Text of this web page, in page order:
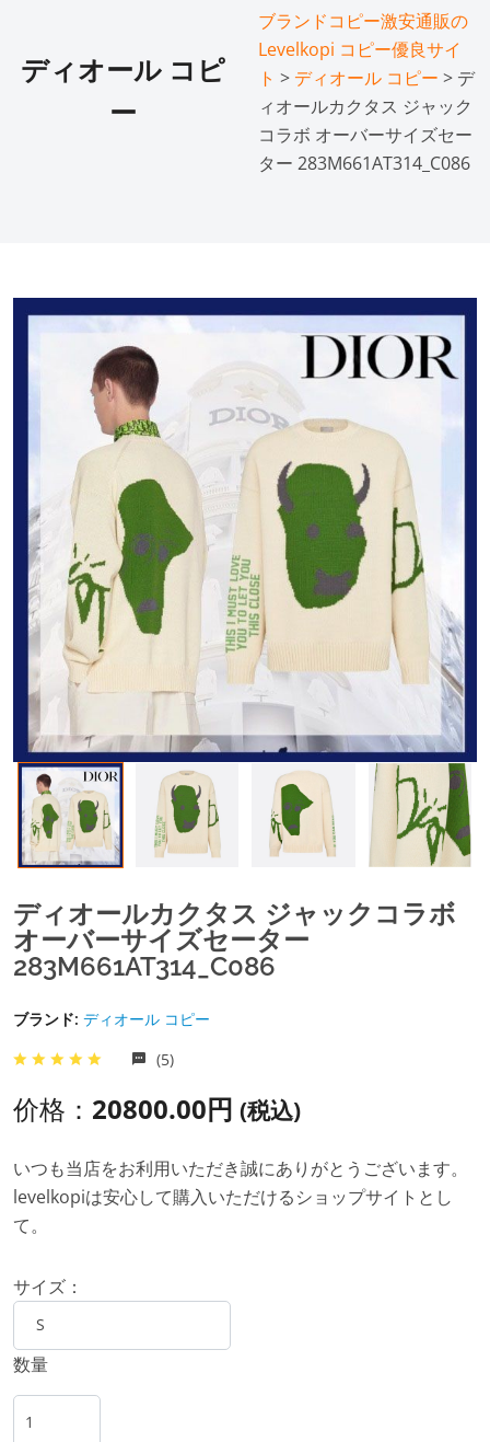
ディオール コピ
ー
ブランドコピー激安通販の
Levelkopi コピー優良サイ
ト > ディオール コピー > デ
ィオールカクタス ジャック
コラボ オーバーサイズセー
ター 283M661AT314_C086
ディオールカクタス ジャックコラボ
オーバーサイズセーター
283M661AT314_C086
ブランド: ディオール コピー
(5)
价格： 20800.00円 (税込)
いつも当店をお利用いただき誠にありがとうございます。
levelkopiは安心して購入いただけるショップサイトとし
て。
サイズ：
数量